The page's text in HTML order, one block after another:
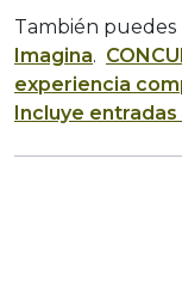
También puedes
Imagina.
experiencia
Incluye